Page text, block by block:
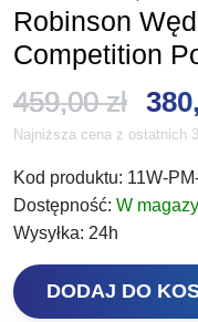
Robinson
Competition
459,00zł
cena
Najniższa cena z ostatnich
Kod produktu: 11W-
Dostępność: W
Wysyłka: 24h
ilość
Robinson
DODAJ DO